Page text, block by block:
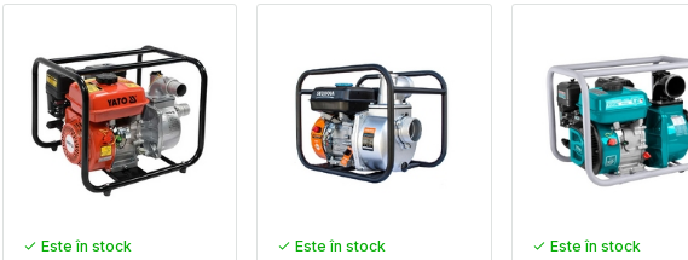
Este în stock Este în stock Este în stock